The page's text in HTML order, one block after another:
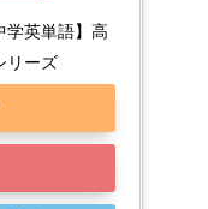
学英単語】高
リーズ